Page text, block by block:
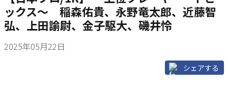
ックス～ 稲森佑貴、永野竜太郎、近藤智
弘、上田諭尉、金子駆大、磯井怜
2025年05月22日
シェアする